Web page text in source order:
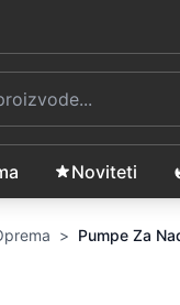
Noviteti
> Pumpe Za